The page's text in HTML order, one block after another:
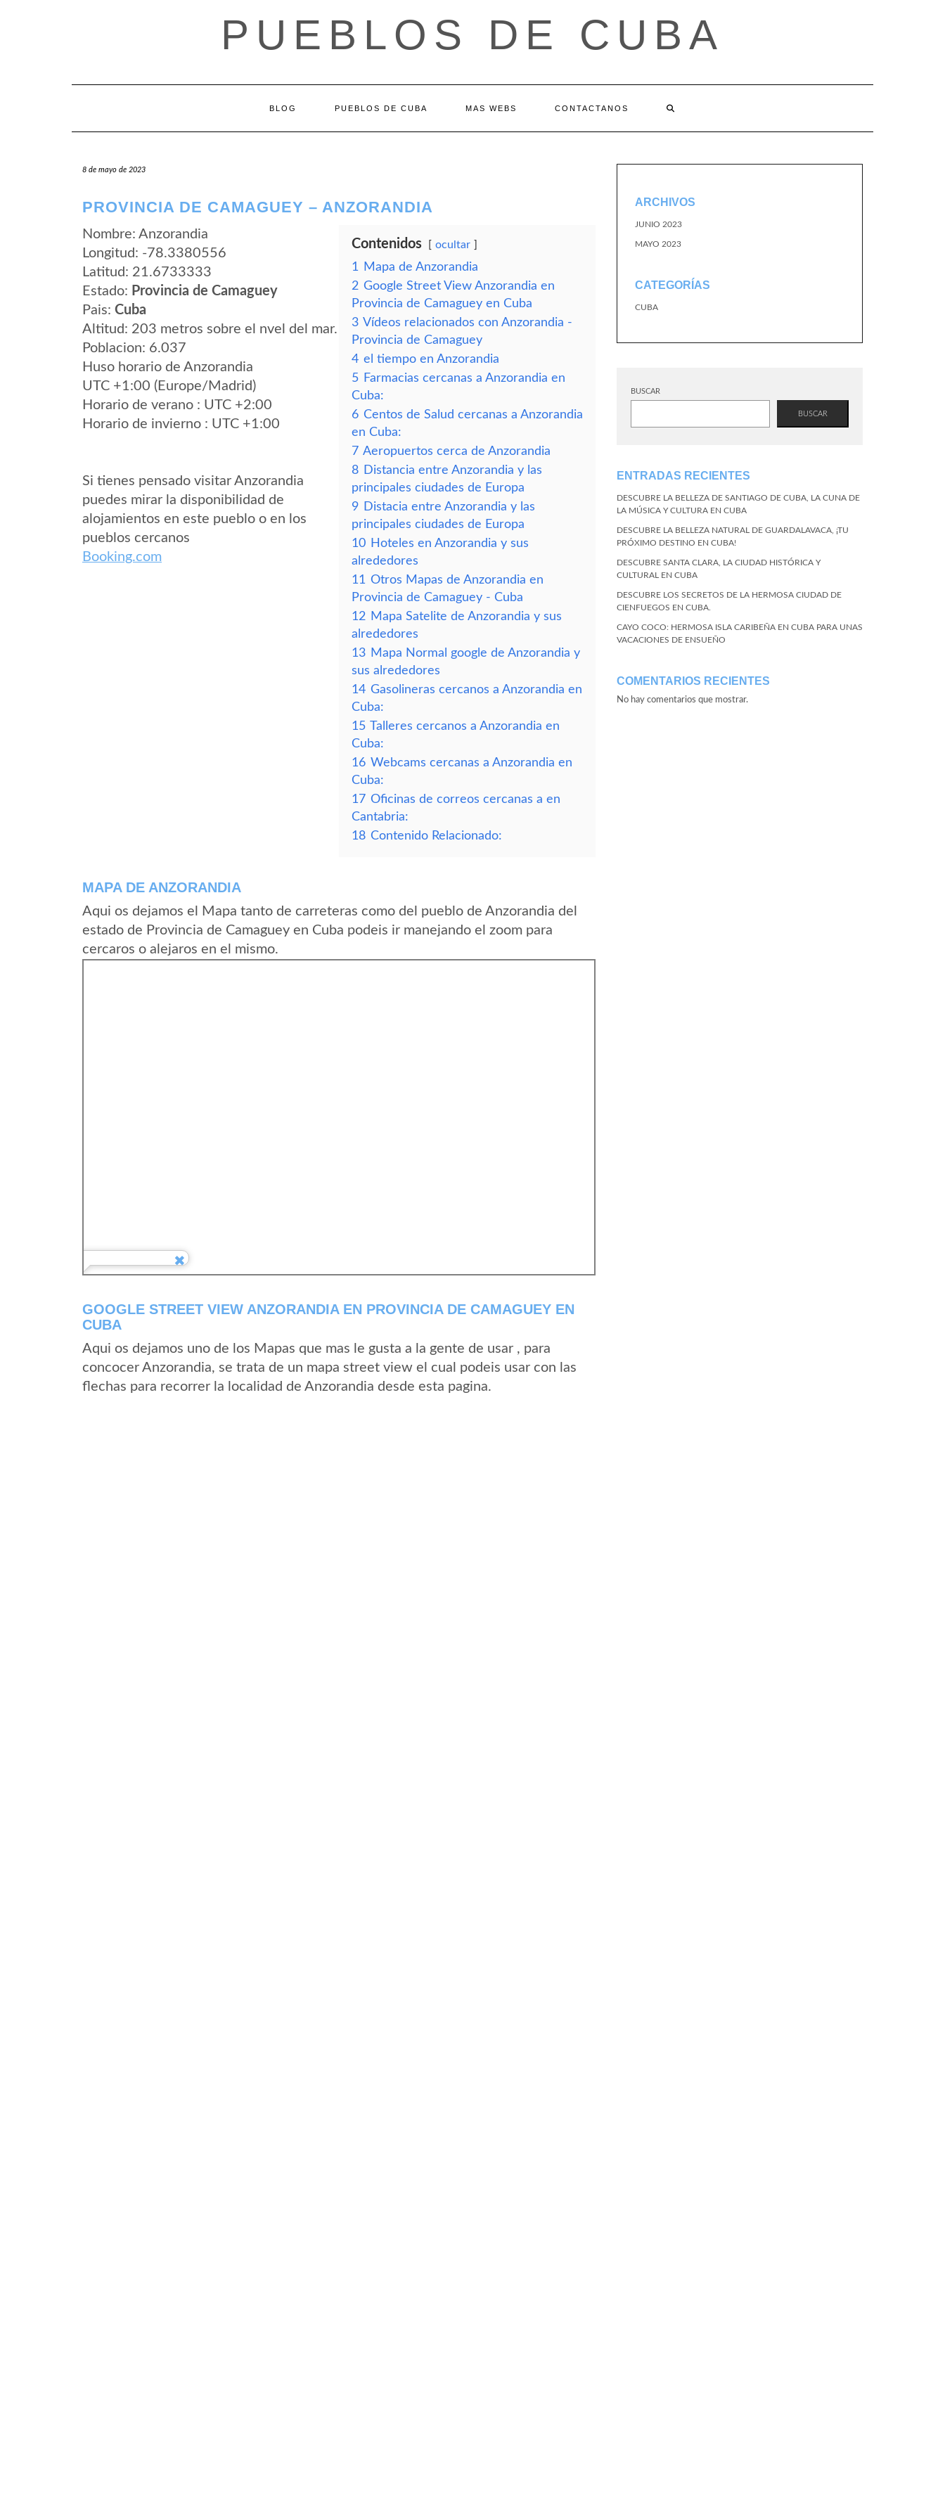
PUEBLOS DE CUBA
BLOG PUEBLOS DE CUBA MAS WEBS CONTACTANOS
8 de mayo de 2023
PROVINCIA DE CAMAGUEY – ANZORANDIA
Nombre: Anzorandia
Longitud: -78.3380556
Latitud: 21.6733333
Estado: Provincia de Camaguey
Pais: Cuba
Altitud: 203 metros sobre el nvel del mar.
Poblacion: 6.037
Huso horario de Anzorandia
UTC +1:00 (Europe/Madrid)
Horario de verano : UTC +2:00
Horario de invierno : UTC +1:00
Si tienes pensado visitar Anzorandia
puedes mirar la disponibilidad de
alojamientos en este pueblo o en los
pueblos cercanos
Booking.com
Contenidos ocultar
1
Mapa de Anzorandia
2 Google Street View Anzorandia en
Provincia de Camaguey en Cuba
3 Vídeos relacionados con Anzorandia -
Provincia de Camaguey
4 el tiempo en Anzorandia
5 Farmacias cercanas a Anzorandia en
Cuba:
6 Centos de Salud cercanas a Anzorandia
en Cuba:
7 Aeropuertos cerca de Anzorandia
8 Distancia entre Anzorandia y las
principales ciudades de Europa
9 Distacia entre Anzorandia y las
principales ciudades de Europa
10 Hoteles en Anzorandia y sus
alrededores
11 Otros Mapas de Anzorandia en
Provincia de Camaguey - Cuba
12 Mapa Satelite de Anzorandia y sus
alrededores
13 Mapa Normal google de Anzorandia y
sus alrededores
14 Gasolineras cercanos a Anzorandia en
Cuba:
15 Talleres cercanos a Anzorandia en
Cuba:
16 Webcams cercanas a Anzorandia en
Cuba:
17 Oficinas de correos cercanas a en
Cantabria:
18 Contenido Relacionado:
MAPA DE ANZORANDIA
Aqui os dejamos el Mapa tanto de carreteras como del pueblo de Anzorandia del
estado de Provincia de Camaguey en Cuba podeis ir manejando el zoom para
cercaros o alejaros en el mismo.
GOOGLE STREET VIEW ANZORANDIA EN PROVINCIA DE CAMAGUEY EN
CUBA
Aqui os dejamos uno de los Mapas que mas le gusta a la gente de usar , para
concocer Anzorandia, se trata de un mapa street view el cual podeis usar con las
flechas para recorrer la localidad de Anzorandia desde esta pagina.
ARCHIVOS
JUNIO 2023
MAYO 2023
CATEGORÍAS
CUBA
BUSCAR
BUSCAR
ENTRADAS RECIENTES
DESCUBRE LA BELLEZA DE SANTIAGO DE CUBA, LA CUNA DE
LA MÚSICA Y CULTURA EN CUBA
DESCUBRE LA BELLEZA NATURAL DE GUARDALAVACA, ¡TU
PRÓXIMO DESTINO EN CUBA!
DESCUBRE SANTA CLARA, LA CIUDAD HISTÓRICA Y
CULTURAL EN CUBA
DESCUBRE LOS SECRETOS DE LA HERMOSA CIUDAD DE
CIENFUEGOS EN CUBA.
CAYO COCO: HERMOSA ISLA CARIBEÑA EN CUBA PARA UNAS
VACACIONES DE ENSUEÑO
COMENTARIOS RECIENTES
No hay comentarios que mostrar.